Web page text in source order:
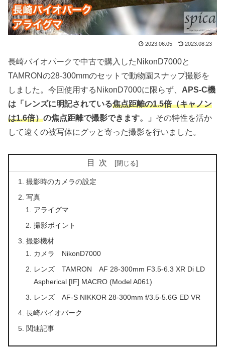
2023.06.05 2023.08.23
長崎バイオパークで中古で購入したNikonD7000と
TAMRONの28-300mmのセットで動物園スナップ撮影を
しました。今回使用するNikonD7000に限らず、 APS-C機
は「レンズに明記されている焦点距離の1.5倍（キャノン
は1.6倍）の焦点距離で撮影できます。」 その特性を活か
して遠くの被写体にグッと寄った撮影を行いました。
目次
撮影時のカメラの設定
写真
アライグマ
撮影ポイント
撮影機材
カメラ NikonD7000
レンズ TAMRON AF 28-300mm F3.5-6.3 XR Di LD
Aspherical [IF] MACRO (Model A061)
レンズ AF-S NIKKOR 28-300mm f/3.5-5.6G ED VR
長崎バイオパーク
関連記事